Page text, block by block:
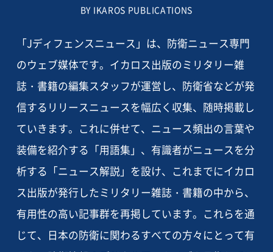
BY IKAROS PUBLICATIONS
「Jディフェンスニュース」は、防衛ニュース専門
のウェブ媒体です。イカロス出版のミリタリー雑
誌・書籍の編集スタッフが運営し、防衛省などが発
信するリリースニュースを幅広く収集、随時掲載し
ていきます。これに併せて、ニュース頻出の言葉や
装備を紹介する「用語集」、有識者がニュースを分
析する「ニュース解説」を設け、これまでにイカロ
ス出版が発行したミリタリー雑誌・書籍の中から、
有用性の高い記事群を再掲しています。これらを通
じて、日本の防衛に関わるすべての方々にとって有